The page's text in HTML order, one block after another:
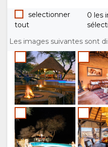
PRÉSENTATION
A
PROPOS
DE
NOUS
POURQUOI
TOURISME
selectionner
tout
0 les
Les images suivantes sont